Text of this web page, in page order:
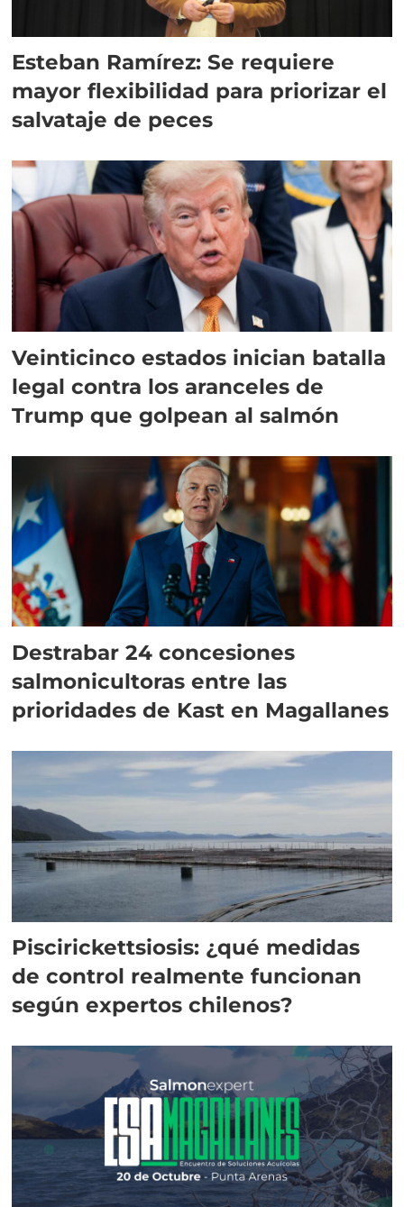
Esteban Ramírez: Se requiere
mayor flexibilidad para priorizar el
salvataje de peces
Veinticinco estados inician batalla
legal contra los aranceles de
Trump que golpean al salmón
Destrabar 24 concesiones
salmonicultoras entre las
prioridades de Kast en Magallanes
Piscirickettsiosis: ¿qué medidas
de control realmente funcionan
según expertos chilenos?